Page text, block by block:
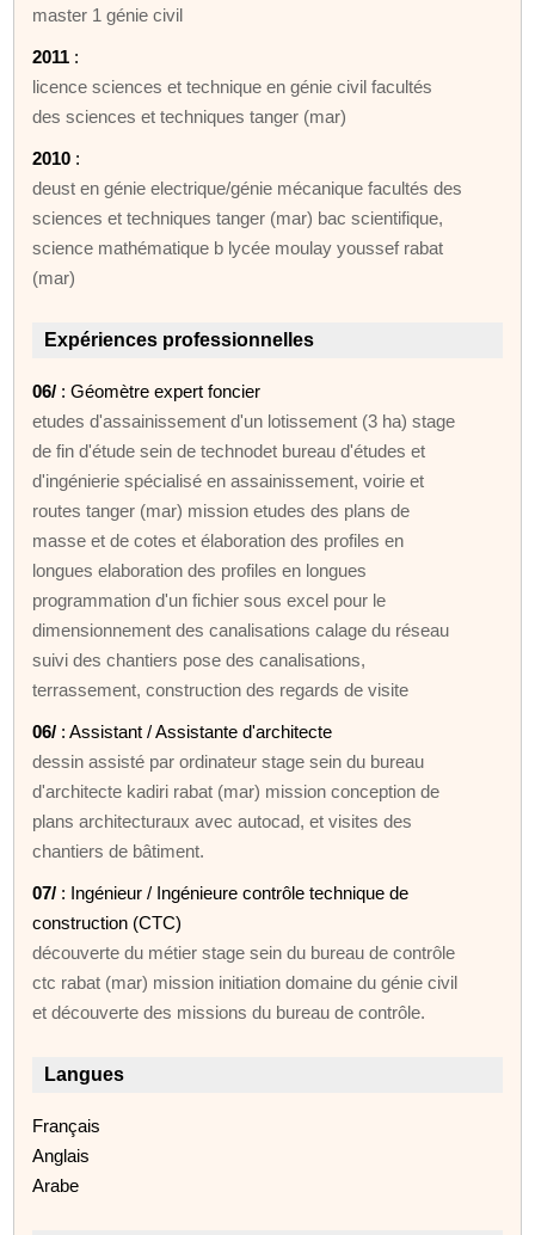
master 1 génie civil
2011 :
licence sciences et technique en génie civil facultés
des sciences et techniques tanger (mar)
2010 :
deust en génie electrique/génie mécanique facultés des
sciences et techniques tanger (mar) bac scientifique,
science mathématique b lycée moulay youssef rabat
(mar)
Expériences professionnelles
06/ : Géomètre expert foncier
etudes d'assainissement d'un lotissement (3 ha) stage
de fin d'étude sein de technodet bureau d'études et
d'ingénierie spécialisé en assainissement, voirie et
routes tanger (mar) mission etudes des plans de
masse et de cotes et élaboration des profiles en
longues elaboration des profiles en longues
programmation d'un fichier sous excel pour le
dimensionnement des canalisations calage du réseau
suivi des chantiers pose des canalisations,
terrassement, construction des regards de visite
06/ : Assistant / Assistante d'architecte
dessin assisté par ordinateur stage sein du bureau
d'architecte kadiri rabat (mar) mission conception de
plans architecturaux avec autocad, et visites des
chantiers de bâtiment.
07/ : Ingénieur / Ingénieure contrôle technique de
construction (CTC)
découverte du métier stage sein du bureau de contrôle
ctc rabat (mar) mission initiation domaine du génie civil
et découverte des missions du bureau de contrôle.
Langues
Français
Anglais
Arabe